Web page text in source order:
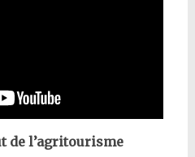
de l’agritourisme